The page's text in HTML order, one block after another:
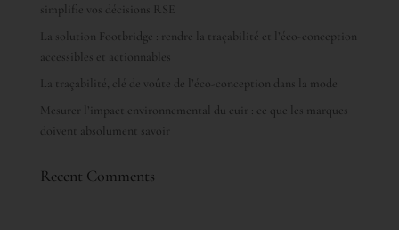
simplifie vos décisions RSE
La solution Footbridge : rendre la traçabilité et l’éco-conception
accessibles et actionnables
La traçabilité, clé de voûte de l’éco-conception dans la mode
Mesurer l’impact environnemental du cuir : ce que les marques
doivent absolument savoir
Recent Comments